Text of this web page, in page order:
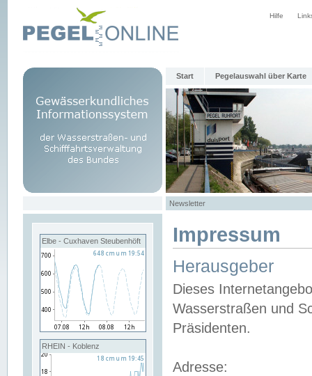
Hilfe
Start Pegelauswahl über Karte
Newsletter
Elbe - Cuxhaven Steubenhöft
RHEIN - Koblenz
Impressum
Herausgeber
Dieses
Wasserstraßen und
Präsidenten.
Adresse: